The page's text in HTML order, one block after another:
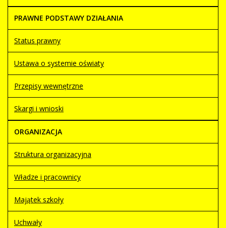
PRAWNE PODSTAWY DZIAŁANIA
Status prawny
Ustawa o systemie oświaty
Przepisy wewnętrzne
Skargi i wnioski
ORGANIZACJA
Struktura organizacyjna
Władze i pracownicy
Majątek szkoły
Uchwały